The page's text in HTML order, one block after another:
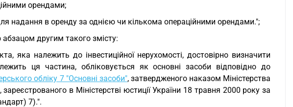
орендами;
надання в оренду за однією чи кількома операційними орендами.";
другим такого змісту:
яка належить до інвестиційної нерухомості, достовірно визначити
ця частина, обліковується як основні засоби відповідно до
обліку 7 "Основні засоби", затвердженого наказом Міністерства
в Міністерстві юстиції України 18 травня 2000 року за
7).".